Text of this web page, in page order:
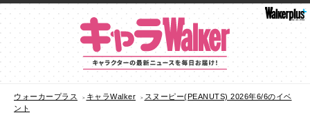
ウォーカープラス キャラWalker
スヌーピー(PEANUTS) 2026年6/6のイベ
ント